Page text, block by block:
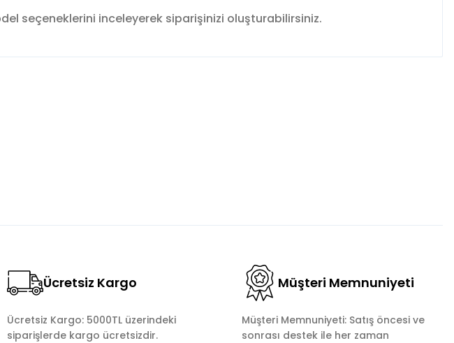
seçeneklerini inceleyerek siparişinizi oluşturabilirsiniz.
Ücretsiz Kargo
Ücretsiz Kargo: 5000TL üzerindeki
siparişlerde kargo ücretsizdir.
Müşteri Memnuniyeti
Müşteri Memnuniyeti: Satış öncesi ve
sonrası destek ile her zaman